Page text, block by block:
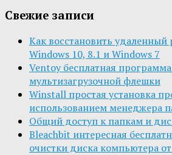
Свежие записи
Как восстановить удаленный
Windows 10, 8.1 и Windows 7
Ventoy бесплатная
мультизагрузочной флешки
Winstall простая установка
использованием менеджера
Общий доступ к папкам и
Bleachbit интересная
очистки диска компьютера